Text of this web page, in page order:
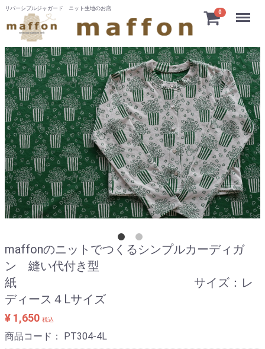
リバーシブルジャガード ニット生地のお店
0 Menu
maffonのニットでつくるシンプルカーディガ
ン 縫い代付き型
紙 サイズ：レ
ディース４Lサイズ
¥ 1,650 税込
商品コード： PT304-4L